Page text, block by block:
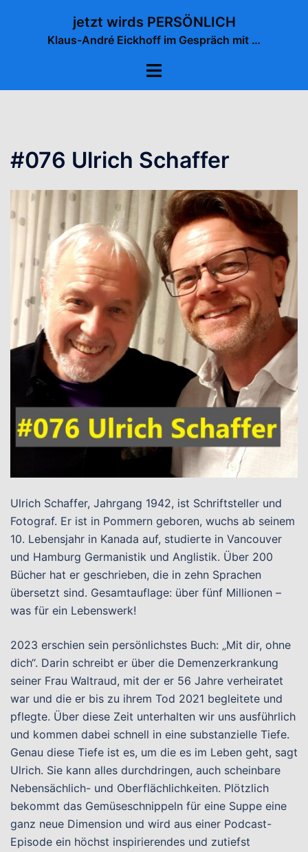
jetzt wirds PERSÖNLICH
Klaus-André Eickhoff im Gespräch mit …
Menü
#076 Ulrich Schaffer
Ulrich Schaffer, Jahrgang 1942, ist Schriftsteller und
Fotograf. Er ist in Pommern geboren, wuchs ab seinem
10. Lebensjahr in Kanada auf, studierte in Vancouver
und Hamburg Germanistik und Anglistik. Über 200
Bücher hat er geschrieben, die in zehn Sprachen
übersetzt sind. Gesamtauflage: über fünf Millionen –
was für ein Lebenswerk!
2023 erschien sein persönlichstes Buch: „Mit dir, ohne
dich“. Darin schreibt er über die Demenzerkrankung
seiner Frau Waltraud, mit der er 56 Jahre verheiratet
war und die er bis zu ihrem Tod 2021 begleitete und
pflegte. Über diese Zeit unterhalten wir uns ausführlich
und kommen dabei schnell in eine substanzielle Tiefe.
Genau diese Tiefe ist es, um die es im Leben geht, sagt
Ulrich. Sie kann alles durchdringen, auch scheinbare
Nebensächlich- und Oberflächlichkeiten. Plötzlich
bekommt das Gemüseschnippeln für eine Suppe eine
ganz neue Dimension und wird aus einer Podcast-
Episode ein höchst inspirierendes und zutiefst